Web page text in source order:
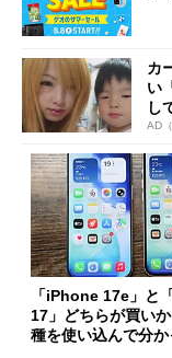
カ
い
し
AD
「iPhone 17e」と
17」どちらが買い
種を使い込んで分か